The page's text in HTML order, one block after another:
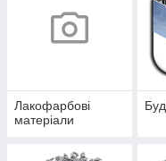
Лакофарбові
матеріали